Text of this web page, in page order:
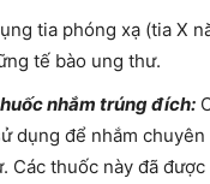
tia phóng xạ (tia X
tế bào ung thư.
nhắm trúng đích:
dụng để nhắm
Các thuốc này đã